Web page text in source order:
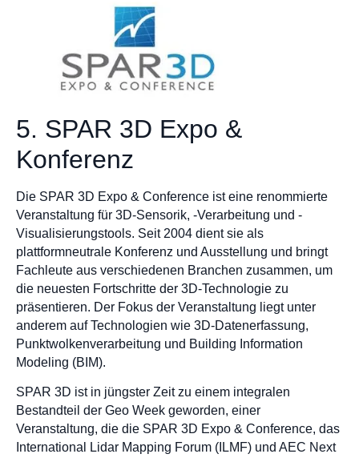
5. SPAR 3D Expo &
Konferenz
Die SPAR 3D Expo & Conference ist eine renommierte
Veranstaltung für 3D-Sensorik, -Verarbeitung und -
Visualisierungstools. Seit 2004 dient sie als
plattformneutrale Konferenz und Ausstellung und bringt
Fachleute aus verschiedenen Branchen zusammen, um
die neuesten Fortschritte der 3D-Technologie zu
präsentieren. Der Fokus der Veranstaltung liegt unter
anderem auf Technologien wie 3D-Datenerfassung,
Punktwolkenverarbeitung und Building Information
Modeling (BIM).
SPAR 3D ist in jüngster Zeit zu einem integralen
Bestandteil der Geo Week geworden, einer
Veranstaltung, die die SPAR 3D Expo & Conference, das
International Lidar Mapping Forum (ILMF) und AEC Next